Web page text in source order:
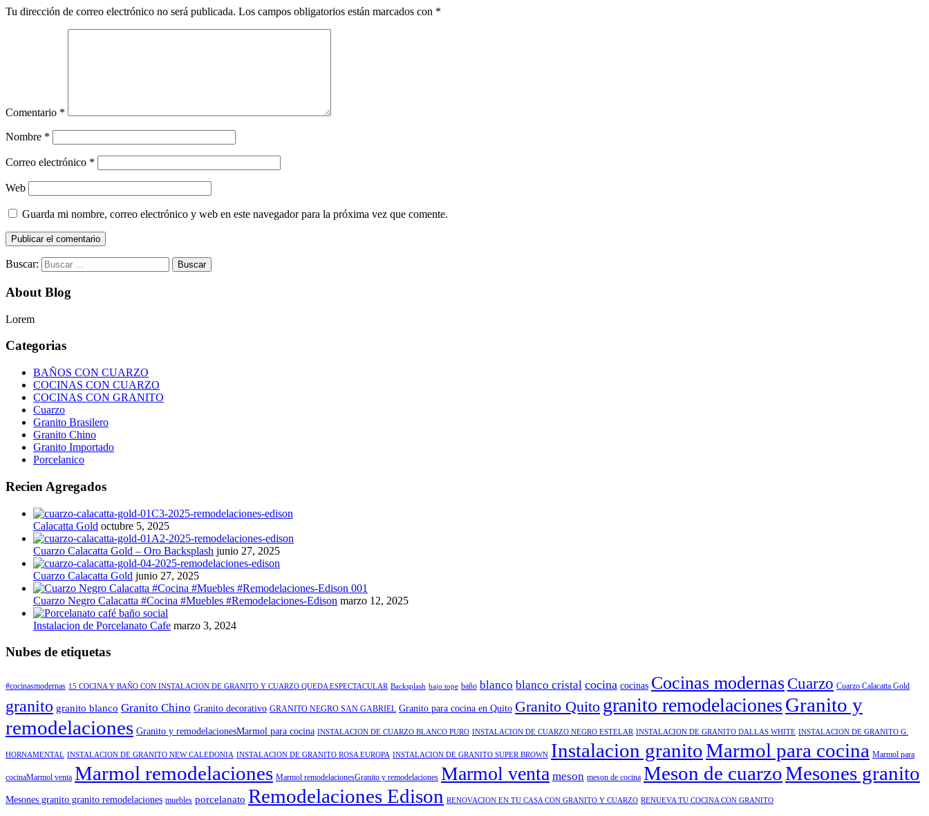
Tu dirección de correo electrónico no será publicada. Los campos obligatorios están marcados con *
Comentario *
Nombre *
Correo electrónico *
Web
Guarda mi nombre, correo electrónico y web en este navegador para la próxima vez que comente.
Buscar:
About Blog
Lorem
Categorias
BAÑOS CON CUARZO
COCINAS CON CUARZO
COCINAS CON GRANITO
Cuarzo
Granito Brasilero
Granito Chino
Granito Importado
Porcelanico
Recien Agregados
Calacatta Gold octubre 5, 2025
Cuarzo Calacatta Gold – Oro Backsplash junio 27, 2025
Cuarzo Calacatta Gold junio 27, 2025
Cuarzo Negro Calacatta #Cocina #Muebles #Remodelaciones-Edison marzo 12, 2025
Instalacion de Porcelanato Cafe marzo 3, 2024
Nubes de etiquetas
#cocinasmodernas 15 COCINA Y BAÑO CON INSTALACION DE GRANITO Y CUARZO QUEDA ESPECTACULAR Backsplash bajo tope baño blanco blanco cristal cocina cocinas Cocinas modernas Cuarzo Cuarzo Calacatta Gold
granito granito blanco Granito Chino Granito decorativo GRANITO NEGRO SAN GABRIEL Granito para cocina en Quito Granito Quito granito remodelacionesGranito y
remodelaciones Granito y remodelacionesMarmol para cocina INSTALACION DE CUARZO BLANCO PURO INSTALACION DE CUARZO NEGRO ESTELAR INSTALACION DE GRANITO DALLAS WHITE INSTALACION DE GRANITO G.
HORNAMENTAL INSTALACION DE GRANITO NEW CALEDONIA INSTALACION DE GRANITO ROSA EUROPA INSTALACION DE GRANITO SUPER BROWN Instalacion granitoMarmol para cocina Marmol para
cocinaMarmol venta Marmol remodelaciones Marmol remodelacionesGranito y remodelaciones Marmol venta meson meson de cocina Meson de cuarzoMesones granito
Mesones granito granito remodelaciones muebles porcelanato Remodelaciones Edison RENOVACION EN TU CASA CON GRANITO Y CUARZO RENUEVA TU COCINA CON GRANITO